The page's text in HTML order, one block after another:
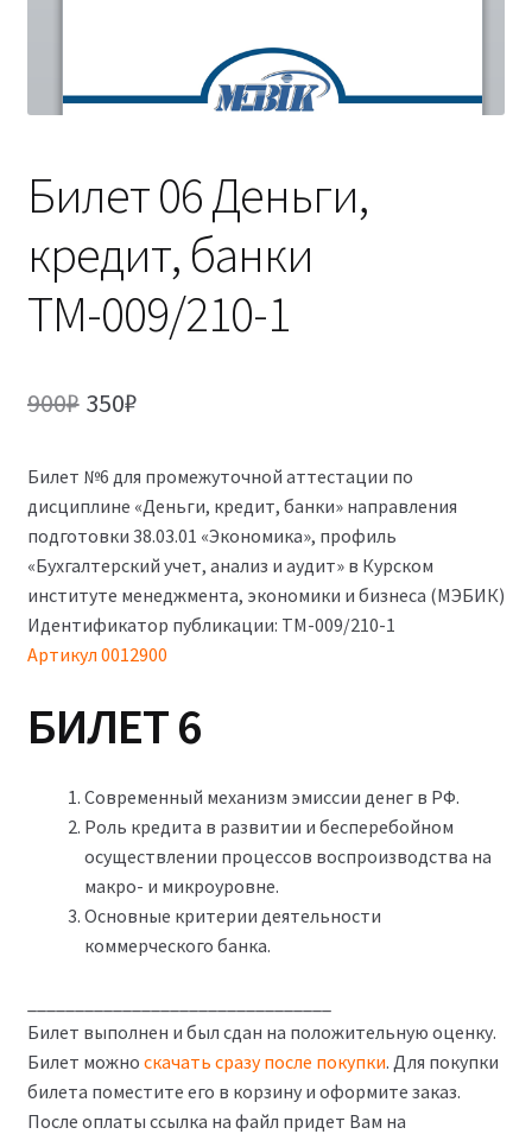
38.04.04 Государственное и муниципальное
управление 2,5 года (Магистратура)
Билет 06 Деньги,
кредит, банки
ТМ-009/210-1
900₽ Первоначальная
составляла
900₽.
350₽Текущая
350₽.
Билет №6 для промежуточной аттестации по
дисциплине «Деньги, кредит, банки» направления
подготовки 38.03.01 «Экономика», профиль
«Бухгалтерский учет, анализ и аудит» в Курском
институте менеджмента, экономики и бизнеса (МЭБИК)
Идентификатор публикации: ТМ-009/210-1
Артикул 0012900
БИЛЕТ 6
Современный механизм эмиссии денег в РФ.
Роль кредита в развитии и бесперебойном
осуществлении процессов воспроизводства на
макро- и микроуровне.
Основные критерии деятельности
коммерческого банка.
Билет выполнен и был сдан на положительную оценку.
Билет можно скачать сразу после покупки. Для покупки
билета поместите его в корзину и оформите заказ.
После оплаты ссылка на файл придет Вам на